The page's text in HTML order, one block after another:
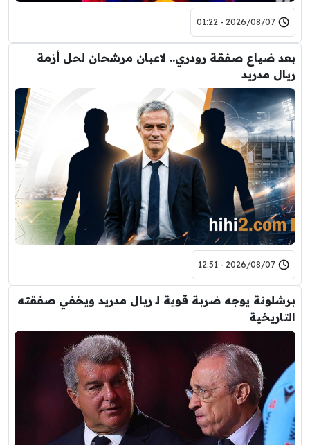
2026/08/07 - 01:22
بعد ضياع صفقة رودري.. لاعبان مرشحان لحل أزمة
ريال مدريد
2026/08/07 - 12:51
برشلونة يوجه ضربة قوية لـ ريال مدريد ويخفي صفقته
التاريخية